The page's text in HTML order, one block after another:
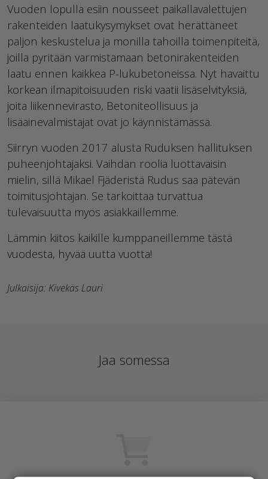
Vuoden lopulla esiin nousseet paikallavalettujen
rakenteiden laatukysymykset ovat herättäneet
paljon keskustelua ja monilla tahoilla toimenpiteitä,
joilla pyritään varmistamaan betonirakenteiden
laatu ennen kaikkea P-lukubetoneissa. Nyt havaittu
korkean ilmapitoisuuden riski vaatii lisäselvityksiä,
joita liikennevirasto, Betoniteollisuus ja
lisäainevalmistajat ovat jo käynnistämässä.
Siirryn vuoden 2017 alusta Ruduksen hallituksen
puheenjohtajaksi. Vaihdan roolia luottavaisin
mielin, sillä Mikael Fjäderistä Rudus saa pätevän
toimitusjohtajan. Se tarkoittaa turvattua
tulevaisuutta myös asiakkaillemme.
Lämmin kiitos kaikille kumppaneillemme tästä
vuodesta, hyvää uutta vuotta!
Julkaisija: Kivekäs Lauri
Jaa somessa